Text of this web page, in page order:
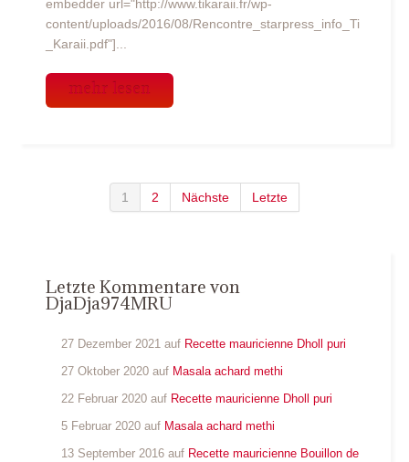
embedder url="http://www.tikaraii.fr/wp-
content/uploads/2016/08/Rencontre_starpress_info_Ti
_Karaii.pdf"]...
mehr lesen
1 2 Nächste Letzte
Letzte Kommentare von
DjaDja974MRU
27 Dezember 2021 auf Recette mauricienne Dholl puri
27 Oktober 2020 auf Masala achard methi
22 Februar 2020 auf Recette mauricienne Dholl puri
5 Februar 2020 auf Masala achard methi
13 September 2016 auf Recette mauricienne Bouillon de